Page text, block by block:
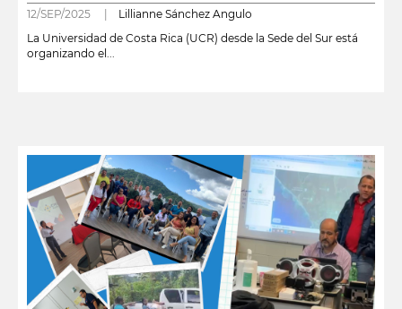
12/SEP/2025 | Lillianne Sánchez Angulo
La Universidad de Costa Rica (UCR) desde la Sede del Sur está
organizando el...